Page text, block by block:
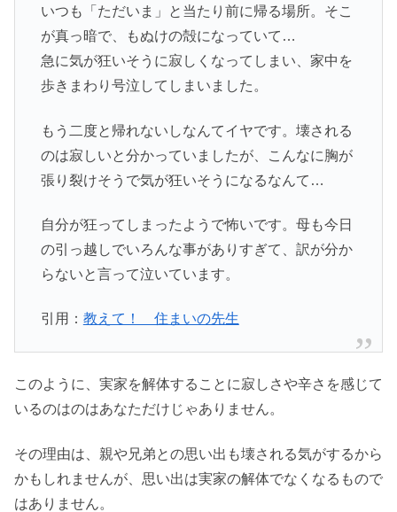
いつも「ただいま」と当たり前に帰る場所。そこ
が真っ暗で、もぬけの殻になっていて…
急に気が狂いそうに寂しくなってしまい、家中を
歩きまわり号泣してしまいました。
もう二度と帰れないしなんてイヤです。壊される
のは寂しいと分かっていましたが、こんなに胸が
張り裂けそうで気が狂いそうになるなんて…
自分が狂ってしまったようで怖いです。母も今日
の引っ越しでいろんな事がありすぎて、訳が分か
らないと言って泣いています。
引用： 教えて！ 住まいの先生
このように、実家を解体することに寂しさや辛さを感じて
いるのはのはあなただけじゃありません。
その理由は、親や兄弟との思い出も壊される気がするから
かもしれませんが、思い出は実家の解体でなくなるもので
はありません。